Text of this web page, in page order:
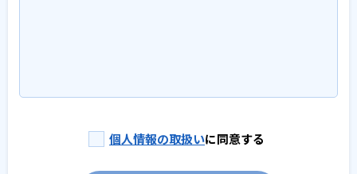
個人情報の取扱いに同意する